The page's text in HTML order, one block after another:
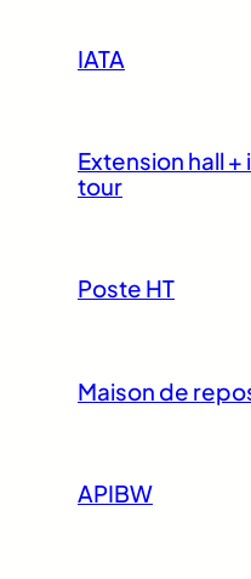
IATA
Extension hall
tour
Poste HT
Maison de
APIBW